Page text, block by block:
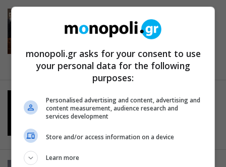
Ο Βαγγέλης Χατζηγιαννίδης
γράφει ένα τραγούδι για τον
Γρηγόρη Λαμπράκη
28.02.2018
ΠΡΟΣΩΠΑ
Status Update: Μιχάλης
Οικονόμου, ηθοποιός
25.02.2018
monopoli.gr asks for your consent to use
your personal data for the following
purposes:
Personalised advertising and content, advertising and
content measurement, audience research and
services development
Store and/or access information on a device
Learn more